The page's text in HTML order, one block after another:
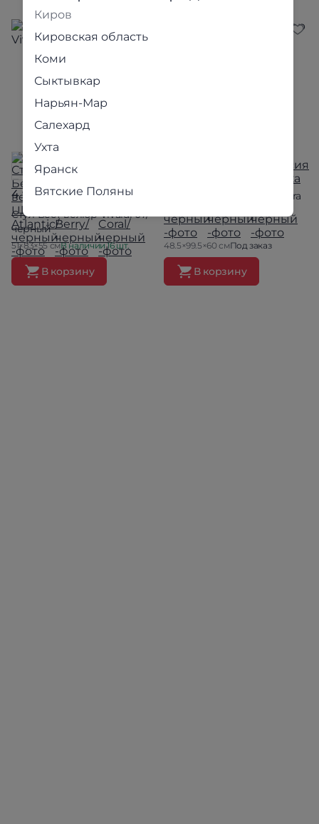
4 990 ₽
Стул Бест велюр Vivaldi 07/
черный
51×83×55 смВ наличии 16 шт.
В корзину
Стул Валенсия велюр Ultra
48.5×99.5×60 смПод заказ
В корзину
Киров
Кировская область
Коми
Сыктывкар
Нарьян-Мар
Салехард
Ухта
Яранск
Вятские Поляны